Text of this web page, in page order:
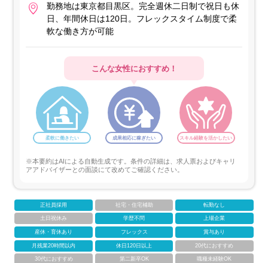
勤務地は東京都目黒区。完全週休二日制で祝日も休
日、年間休日は120日。フレックスタイム制度で柔
軟な働き方が可能
こんな女性におすすめ！
柔軟に働きたい 成果相応に稼ぎたい スキル経験を活かしたい
※本要約はAIによる自動生成です。条件の詳細は、求人票およびキャリ
アアドバイザーとの面談にて改めてご確認ください。
正社員採用 社宅・住宅補助 転勤なし
土日祝休み 学歴不問 上場企業
産休・育休あり フレックス 賞与あり
月残業20時間以内 休日120日以上 20代におすすめ
30代におすすめ 第二新卒OK 職種未経験OK